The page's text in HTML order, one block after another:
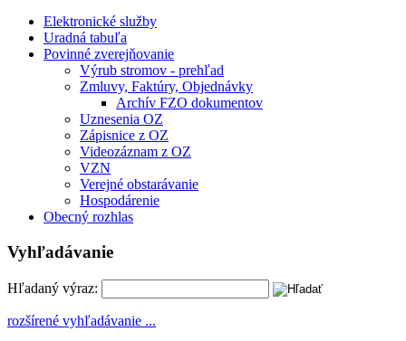
Elektronické služby
Uradná tabuľa
Povinné zverejňovanie
Výrub stromov - prehľad
Zmluvy, Faktúry, Objednávky
Archív FZO dokumentov
Uznesenia OZ
Zápisnice z OZ
Videozáznam z OZ
VZN
Verejné obstarávanie
Hospodárenie
Obecný rozhlas
Vyhľadávanie
Hľadaný výraz:
rozšírené vyhľadávanie ...